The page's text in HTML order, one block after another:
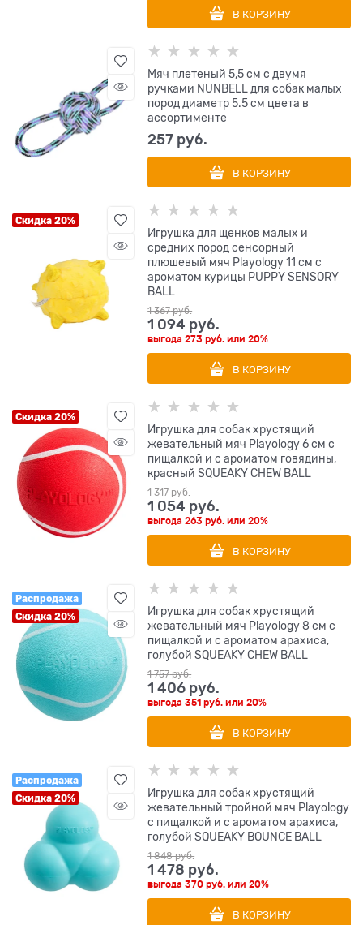
В КОРЗИНУ
Мяч плетеный 5,5 см с двумя
ручками NUNBELL для собак малых
пород диаметр 5.5 см цвета в
ассортименте
257 руб.
В КОРЗИНУ
Скидка 20%
Игрушка для щенков малых и
средних пород сенсорный
плюшевый мяч Playology 11 см с
ароматом курицы PUPPY SENSORY
BALL
1 367 руб.
1 094 руб.
выгода273 руб. или20%
В КОРЗИНУ
Скидка 20%
Игрушка для собак хрустящий
жевательный мяч Playology 6 см с
пищалкой и с ароматом говядины,
красный SQUEAKY CHEW BALL
1 317 руб.
1 054 руб.
выгода263 руб. или20%
В КОРЗИНУ
Распродажа
Скидка 20%
Игрушка для собак хрустящий
жевательный мяч Playology 8 см с
пищалкой и с ароматом арахиса,
голубой SQUEAKY CHEW BALL
1 757 руб.
1 406 руб.
выгода351 руб. или20%
В КОРЗИНУ
Распродажа
Скидка 20%
Игрушка для собак хрустящий
жевательный тройной мяч Playology
с пищалкой и с ароматом арахиса,
голубой SQUEAKY BOUNCE BALL
1 848 руб.
1 478 руб.
выгода370 руб. или20%
В КОРЗИНУ